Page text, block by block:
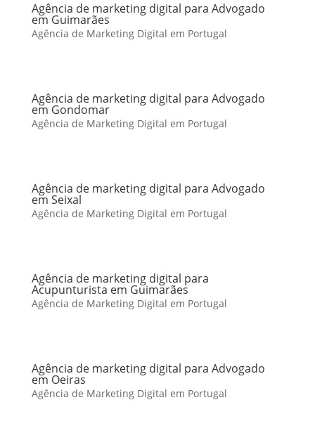
Agência de marketing digital para Advogado
em Guimarães
Agência de Marketing Digital em Portugal
Agência de marketing digital para Advogado
em Gondomar
Agência de Marketing Digital em Portugal
Agência de marketing digital para Advogado
em Seixal
Agência de Marketing Digital em Portugal
Agência de marketing digital para
Acupunturista em Guimarães
Agência de Marketing Digital em Portugal
Agência de marketing digital para Advogado
em Oeiras
Agência de Marketing Digital em Portugal